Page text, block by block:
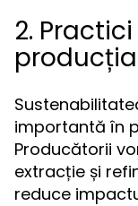
2.
importantă în
Producătorii
extracție și
reduce